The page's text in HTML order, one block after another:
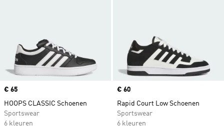
Price
€ 65
HOOPS CLASSIC Schoenen
Sportswear
6 kleuren
Price
€ 60
Rapid Court Low Schoenen
Sportswear
6 kleuren